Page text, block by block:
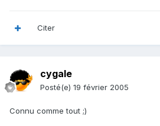
Citer
cygale
Posté(e) 19 février 2005
Connu comme tout ;)